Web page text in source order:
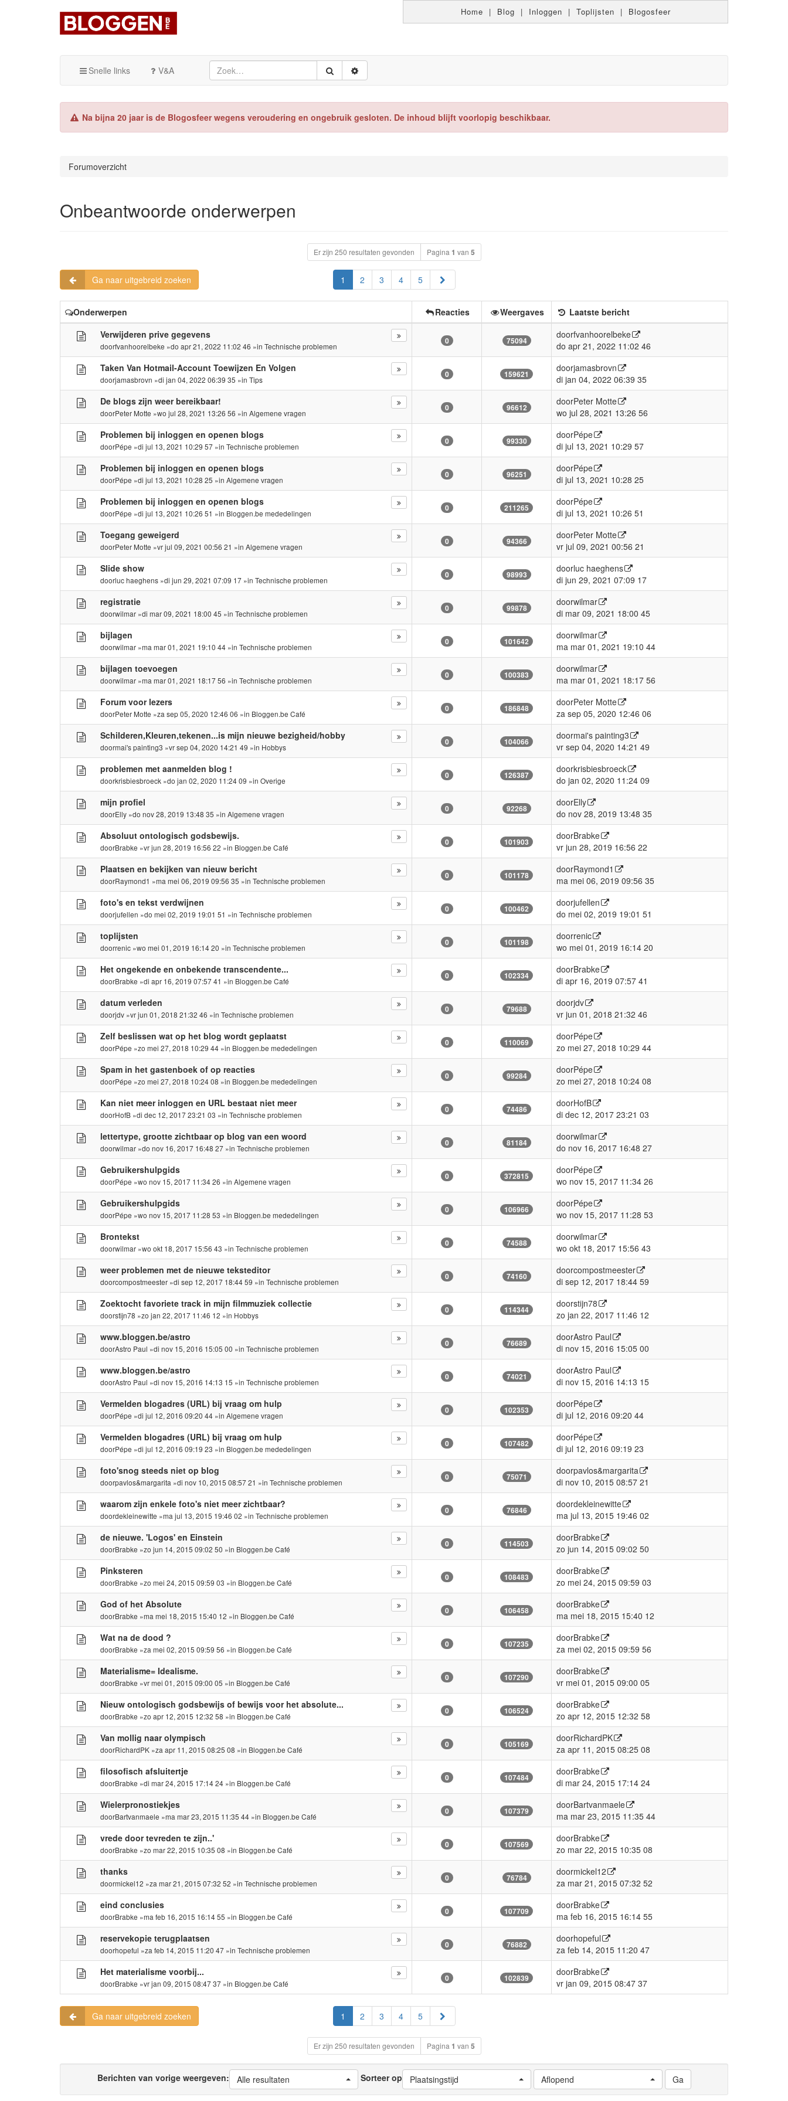
Home | Blog | Inloggen | Toplijsten | Blogosfeer
Snelle links V&A
Na bijna 20 jaar is de Blogosfeer wegens veroudering en ongebruik gesloten. De inhoud blijft voorlopig beschikbaar.
Forumoverzicht
Onbeantwoorde onderwerpen
Er zijn 250 resultaten gevonden Pagina 1 van 5
Ga naar uitgebreid zoeken 1 2 3 4 5 Volgende
Onderwerpen Reacties Weergaves
Laatste bericht
Verwijderen prive gegevens
doorfvanhoorelbeke »do apr 21, 2022 11:02 46 »inTechnische problemen
0 75094
doorfvanhoorelbeke
do apr 21, 2022 11:02 46
Taken Van Hotmail-Account Toewijzen En Volgen
doorjamasbrovn »di jan 04, 2022 06:39 35 »inTips
0 159621
doorjamasbrovn
di jan 04, 2022 06:39 35
De blogs zijn weer bereikbaar!
doorPeter Motte »wo jul 28, 2021 13:26 56 »inAlgemene vragen
0 96612
doorPeter Motte
wo jul 28, 2021 13:26 56
Problemen bij inloggen en openen blogs
doorPépe »di jul 13, 2021 10:29 57 »inTechnische problemen
0 99330
doorPépe
di jul 13, 2021 10:29 57
Problemen bij inloggen en openen blogs
doorPépe »di jul 13, 2021 10:28 25 »inAlgemene vragen
0 96251
doorPépe
di jul 13, 2021 10:28 25
Problemen bij inloggen en openen blogs
doorPépe »di jul 13, 2021 10:26 51 »in Bloggen.be mededelingen
0 211265
doorPépe
di jul 13, 2021 10:26 51
Toegang geweigerd
doorPeter Motte »vr jul 09, 2021 00:56 21 »inAlgemene vragen
0 94366
doorPeter Motte
vr jul 09, 2021 00:56 21
Slide show
doorluc haeghens »di jun 29, 2021 07:09 17 »inTechnische problemen
0 98993
doorluc haeghens
di jun 29, 2021 07:09 17
registratie
doorwilmar »di mar 09, 2021 18:00 45 »inTechnische problemen
0 99878
doorwilmar
di mar 09, 2021 18:00 45
bijlagen
doorwilmar »ma mar 01, 2021 19:10 44 »inTechnische problemen
0 101642
doorwilmar
ma mar 01, 2021 19:10 44
bijlagen toevoegen
doorwilmar »ma mar 01, 2021 18:17 56 »inTechnische problemen
0 100383
doorwilmar
ma mar 01, 2021 18:17 56
Forum voor lezers
doorPeter Motte »za sep 05, 2020 12:46 06 »in Bloggen.be Café
0 186848
doorPeter Motte
za sep 05, 2020 12:46 06
Schilderen,Kleuren,tekenen...is mijn nieuwe bezigheid/hobby
doormai's painting3 »vr sep 04, 2020 14:21 49 »in Hobbys
0 104066
doormai's painting3
vr sep 04, 2020 14:21 49
problemen met aanmelden blog !
doorkrisbiesbroeck »do jan 02, 2020 11:24 09 »inOverige
0 126387
doorkrisbiesbroeck
do jan 02, 2020 11:24 09
mijn profiel
doorElly »do nov 28, 2019 13:48 35 »inAlgemene vragen
0 92268
doorElly
do nov 28, 2019 13:48 35
Absoluut ontologisch godsbewijs.
doorBrabke »vr jun 28, 2019 16:56 22 »in Bloggen.be Café
0 101903
doorBrabke
vr jun 28, 2019 16:56 22
Plaatsen en bekijken van nieuw bericht
doorRaymond1 »ma mei 06, 2019 09:56 35 »inTechnische problemen
0 101178
doorRaymond1
ma mei 06, 2019 09:56 35
foto's en tekst verdwijnen
doorjufellen »do mei 02, 2019 19:01 51 »inTechnische problemen
0 100462
doorjufellen
do mei 02, 2019 19:01 51
toplijsten
doorrenic »wo mei 01, 2019 16:14 20 »inTechnische problemen
0 101198
doorrenic
wo mei 01, 2019 16:14 20
Het ongekende en onbekende transcendente...
doorBrabke »di apr 16, 2019 07:57 41 »in Bloggen.be Café
0 102334
doorBrabke
di apr 16, 2019 07:57 41
datum verleden
doorjdv »vr jun 01, 2018 21:32 46 »inTechnische problemen
0 79688
doorjdv
vr jun 01, 2018 21:32 46
Zelf beslissen wat op het blog wordt geplaatst
doorPépe »zo mei 27, 2018 10:29 44 »in Bloggen.be mededelingen
0 110069
doorPépe
zo mei 27, 2018 10:29 44
Spam in het gastenboek of op reacties
doorPépe »zo mei 27, 2018 10:24 08 »in Bloggen.be mededelingen
0 99284
doorPépe
zo mei 27, 2018 10:24 08
Kan niet meer inloggen en URL bestaat niet meer
doorHofB »di dec 12, 2017 23:21 03 »inTechnische problemen
0 74486
doorHofB
di dec 12, 2017 23:21 03
lettertype, grootte zichtbaar op blog van een woord
doorwilmar »do nov 16, 2017 16:48 27 »inTechnische problemen
0 81184
doorwilmar
do nov 16, 2017 16:48 27
Gebruikershulpgids
doorPépe »wo nov 15, 2017 11:34 26 »inAlgemene vragen
0 372815
doorPépe
wo nov 15, 2017 11:34 26
Gebruikershulpgids
doorPépe »wo nov 15, 2017 11:28 53 »in Bloggen.be mededelingen
0 106966
doorPépe
wo nov 15, 2017 11:28 53
Brontekst
doorwilmar »wo okt 18, 2017 15:56 43 »inTechnische problemen
0 74588
doorwilmar
wo okt 18, 2017 15:56 43
weer problemen met de nieuwe teksteditor
doorcompostmeester »di sep 12, 2017 18:44 59 »inTechnische problemen
0 74160
doorcompostmeester
di sep 12, 2017 18:44 59
Zoektocht favoriete track in mijn filmmuziek collectie
doorstijn78 »zo jan 22, 2017 11:46 12 »in Hobbys
0 114344
doorstijn78
zo jan 22, 2017 11:46 12
www.bloggen.be/astro
doorAstro Paul »di nov 15, 2016 15:05 00 »inTechnische problemen
0 76689
doorAstro Paul
di nov 15, 2016 15:05 00
www.bloggen.be/astro
doorAstro Paul »di nov 15, 2016 14:13 15 »inTechnische problemen
0 74021
doorAstro Paul
di nov 15, 2016 14:13 15
Vermelden blogadres (URL) bij vraag om hulp
doorPépe »di jul 12, 2016 09:20 44 »inAlgemene vragen
0 102353
doorPépe
di jul 12, 2016 09:20 44
Vermelden blogadres (URL) bij vraag om hulp
doorPépe »di jul 12, 2016 09:19 23 »in Bloggen.be mededelingen
0 107482
doorPépe
di jul 12, 2016 09:19 23
foto'snog steeds niet op blog
doorpavlos&margarita »di nov 10, 2015 08:57 21 »inTechnische problemen
0 75071
doorpavlos&margarita
di nov 10, 2015 08:57 21
waarom zijn enkele foto's niet meer zichtbaar?
doordekleinewitte »ma jul 13, 2015 19:46 02 »inTechnische problemen
0 76846
doordekleinewitte
ma jul 13, 2015 19:46 02
de nieuwe. 'Logos' en Einstein
doorBrabke »zo jun 14, 2015 09:02 50 »in Bloggen.be Café
0 114503
doorBrabke
zo jun 14, 2015 09:02 50
Pinksteren
doorBrabke »zo mei 24, 2015 09:59 03 »in Bloggen.be Café
0 108483
doorBrabke
zo mei 24, 2015 09:59 03
God of het Absolute
doorBrabke »ma mei 18, 2015 15:40 12 »in Bloggen.be Café
0 106458
doorBrabke
ma mei 18, 2015 15:40 12
Wat na de dood ?
doorBrabke »za mei 02, 2015 09:59 56 »in Bloggen.be Café
0 107235
doorBrabke
za mei 02, 2015 09:59 56
Materialisme= Idealisme.
doorBrabke »vr mei 01, 2015 09:00 05 »in Bloggen.be Café
0 107290
doorBrabke
vr mei 01, 2015 09:00 05
Nieuw ontologisch godsbewijs of bewijs voor het absolute...
doorBrabke »zo apr 12, 2015 12:32 58 »in Bloggen.be Café
0 106524
doorBrabke
zo apr 12, 2015 12:32 58
Van mollig naar olympisch
doorRichardPK »za apr 11, 2015 08:25 08 »in Bloggen.be Café
0 105169
doorRichardPK
za apr 11, 2015 08:25 08
filosofisch afsluitertje
doorBrabke »di mar 24, 2015 17:14 24 »in Bloggen.be Café
0 107484
doorBrabke
di mar 24, 2015 17:14 24
Wielerpronostiekjes
doorBartvanmaele »ma mar 23, 2015 11:35 44 »in Bloggen.be Café
0 107379
doorBartvanmaele
ma mar 23, 2015 11:35 44
vrede door tevreden te zijn..'
doorBrabke »zo mar 22, 2015 10:35 08 »in Bloggen.be Café
0 107569
doorBrabke
zo mar 22, 2015 10:35 08
thanks
doormickel12 »za mar 21, 2015 07:32 52 »inTechnische problemen
0 76784
doormickel12
za mar 21, 2015 07:32 52
eind conclusies
doorBrabke »ma feb 16, 2015 16:14 55 »in Bloggen.be Café
0 107709
doorBrabke
ma feb 16, 2015 16:14 55
reservekopie terugplaatsen
doorhopeful »za feb 14, 2015 11:20 47 »inTechnische problemen
0 76882
doorhopeful
za feb 14, 2015 11:20 47
Het materialisme voorbij...
doorBrabke »vr jan 09, 2015 08:47 37 »in Bloggen.be Café
0 102839
doorBrabke
vr jan 09, 2015 08:47 37
Ga naar uitgebreid zoeken 1 2 3 4 5 Volgende
Er zijn 250 resultaten gevonden Pagina 1 van 5
Berichten van vorige weergeven: Alle resultaten Sorteer op Plaatsingstijd Aflopend